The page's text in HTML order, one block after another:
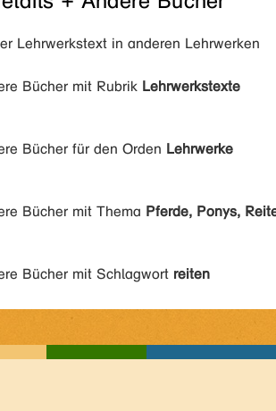
Lehrwerkstext in anderen Lehrwerken
Bücher mit Rubrik Lehrwerkstexte
Bücher für den Orden Lehrwerke
Bücher mit Thema Pferde, Ponys,
Bücher mit Schlagwort reiten